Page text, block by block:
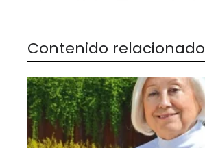
Contenido relacionado